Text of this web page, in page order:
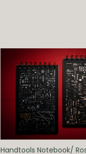
Handtools Notebook/